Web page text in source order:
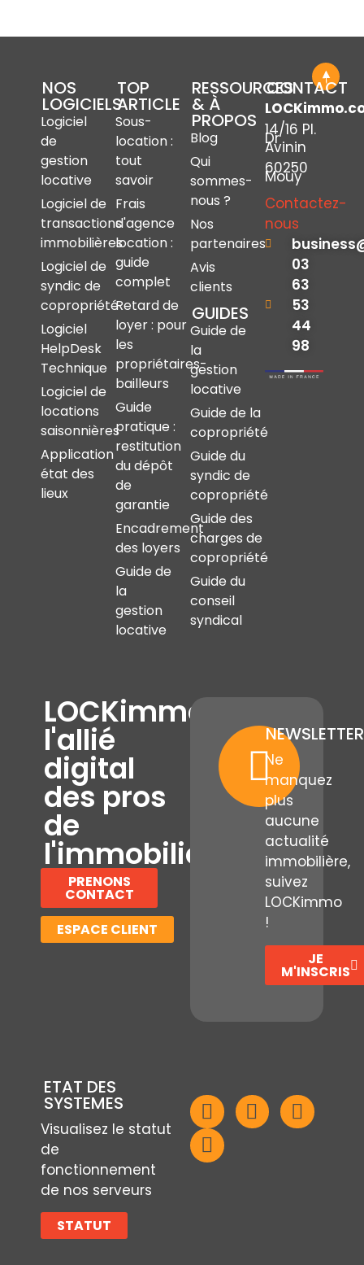
NOS
LOGICIELS
Logiciel
de
gestion
locative
Logiciel de
transactions
immobilières
Logiciel de
syndic de
copropriété
Logiciel
HelpDesk
Technique
Logiciel de
locations
saisonnières
Application
état des
lieux
TOP
ARTICLE
Sous-
location :
tout
savoir
Frais
d'agence
location :
guide
complet
Retard de
loyer : pour
les
propriétaires-
bailleurs
Guide
pratique :
restitution
du dépôt
de
garantie
Encadrement
des loyers
Guide de
la
gestion
locative
RESSOURCES
& À
PROPOS
Blog
Qui
sommes-
nous ?
Nos
partenaires
Avis
clients
GUIDES
Guide de
la
gestion
locative
Guide de la
copropriété
Guide du
syndic de
copropriété
Guide des
charges de
copropriété
Guide du
conseil
syndical
CONTACT
14/16 Pl.
Dr
Avinin
60250
Mouy
Contactez-
nous
03
63
53
44
98
LOCKimmo,
l'allié
digital
des pros
de
l'immobilier
PRENONS
CONTACT
ESPACE CLIENT
NEWSLETTER
Ne
manquez
plus
aucune
actualité
immobilière,
suivez
LOCKimmo
!
JE
M'INSCRIS
ETAT DES
SYSTEMES
Visualisez le statut
de
fonctionnement
de nos serveurs
STATUT